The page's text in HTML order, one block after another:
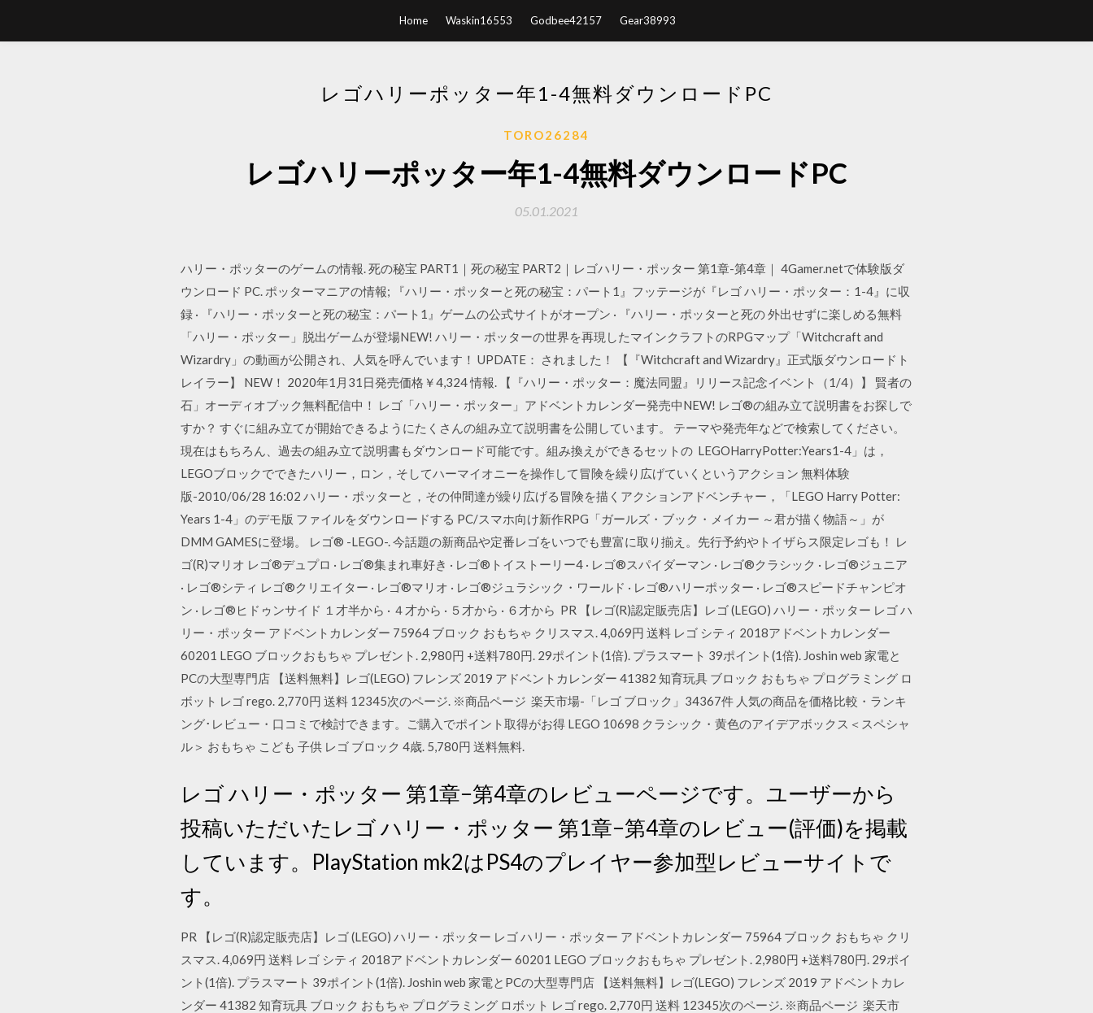
Home Waskin16553 Godbee42157 Gear38993
レゴハリーポッター年1-4無料ダウンロードPC
TORO26284
レゴハリーポッター年1-4無料ダウンロードPC
05.01.2021
ハリー・ポッターのゲームの情報. 死の秘宝 PART1｜死の秘宝 PART2｜レゴハリー・ポッター 第1章-第4章｜ 4Gamer.netで体験版ダ
ウンロード PC. ポッターマニアの情報; 『ハリー・ポッターと死の秘宝：パート1』フッテージが『レゴ ハリー・ポッター：1-4』に収
録 · 『ハリー・ポッターと死の秘宝：パート1』ゲームの公式サイトがオープン · 『ハリー・ポッターと死の 外出せずに楽しめる無料
「ハリー・ポッター」脱出ゲームが登場NEW! ハリー・ポッターの世界を再現したマインクラフトのRPGマップ「Witchcraft and
Wizardry」の動画が公開され、人気を呼んでいます！ UPDATE： されました！ 【『Witchcraft and Wizardry』正式版ダウンロードト
レイラー】 NEW！ 2020年1月31日発売価格￥4,324 情報. 【『ハリー・ポッター：魔法同盟』リリース記念イベント（1/4）】 賢者の
石」オーディオブック無料配信中！ レゴ「ハリー・ポッター」アドベントカレンダー発売中NEW! レゴ®の組み立て説明書をお探しで
すか？ すぐに組み立てが開始できるようにたくさんの組み立て説明書を公開しています。 テーマや発売年などで検索してください。
現在はもちろん、過去の組み立て説明書もダウンロード可能です。組み換えができるセットの LEGOHarryPotter:Years1-4」は，
LEGOブロックでできたハリー，ロン，そしてハーマイオニーを操作して冒険を繰り広げていくというアクション 無料体験
版-2010/06/28 16:02 ハリー・ポッターと，その仲間達が繰り広げる冒険を描くアクションアドベンチャー，「LEGO Harry Potter:
Years 1-4」のデモ版 ファイルをダウンロードする PC/スマホ向け新作RPG「ガールズ・ブック・メイカー ～君が描く物語～」が
DMM GAMESに登場。 レゴ® -LEGO-. 今話題の新商品や定番レゴをいつでも豊富に取り揃え。先行予約やトイザらス限定レゴも！ レ
ゴ(R)マリオ レゴ®デュプロ · レゴ®集まれ車好き · レゴ®トイストーリー4 · レゴ®スパイダーマン · レゴ®クラシック · レゴ®ジュニア
· レゴ®シティ レゴ®クリエイター · レゴ®マリオ · レゴ®ジュラシック・ワールド · レゴ®ハリーポッター · レゴ®スピードチャンピオ
ン · レゴ®ヒドゥンサイド １才半から · ４才から · ５才から · ６才から PR 【レゴ(R)認定販売店】レゴ (LEGO) ハリー・ポッター レゴ ハ
リー・ポッター アドベントカレンダー 75964 ブロック おもちゃ クリスマス. 4,069円 送料 レゴ シティ 2018アドベントカレンダー
60201 LEGO ブロックおもちゃ プレゼント. 2,980円 +送料780円. 29ポイント(1倍). プラスマート 39ポイント(1倍). Joshin web 家電と
PCの大型専門店 【送料無料】レゴ(LEGO) フレンズ 2019 アドベントカレンダー 41382 知育玩具 ブロック おもちゃ プログラミング ロ
ボット レゴ rego. 2,770円 送料 12345次のページ. ※商品ページ 楽天市場-「レゴ ブロック」34367件 人気の商品を価格比較・ランキ
ング･レビュー・口コミで検討できます。ご購入でポイント取得がお得 LEGO 10698 クラシック・黄色のアイデアボックス＜スペシャ
ル＞ おもちゃ こども 子供 レゴ ブロック 4歳. 5,780円 送料無料.
レゴ ハリー・ポッター 第1章−第4章のレビューページです。ユーザーから
投稿いただいたレゴ ハリー・ポッター 第1章−第4章のレビュー(評価)を掲載
しています。PlayStation mk2はPS4のプレイヤー参加型レビューサイトで
す。
PR 【レゴ(R)認定販売店】レゴ (LEGO) ハリー・ポッター レゴ ハリー・ポッター アドベントカレンダー 75964 ブロック おもちゃ クリ
スマス. 4,069円 送料 レゴ シティ 2018アドベントカレンダー 60201 LEGO ブロックおもちゃ プレゼント. 2,980円 +送料780円. 29ポイ
ント(1倍). プラスマート 39ポイント(1倍). Joshin web 家電とPCの大型専門店 【送料無料】レゴ(LEGO) フレンズ 2019 アドベントカレ
ンダー 41382 知育玩具 ブロック おもちゃ プログラミング ロボット レゴ rego. 2,770円 送料 12345次のページ. ※商品ページ 楽天市